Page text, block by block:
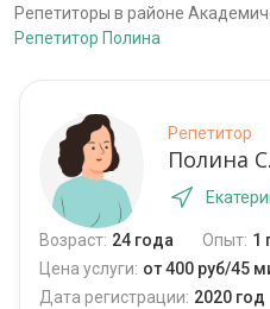
Репетиторы в районе
Репетитор Полина
Репетитор
Полина С.
Возраст: 24 года Опыт: 1
Цена услуги: от 400 руб/45
Дата регистрации: 2020 год